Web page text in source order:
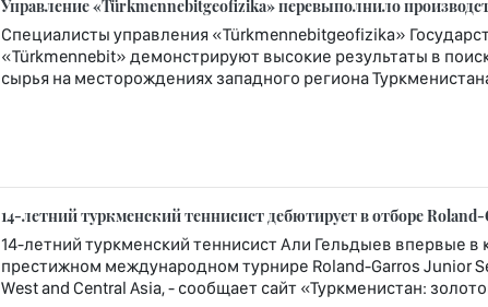
Управление «Türkmennebitgeofizika» перевыполнило
Специалисты управления «Türkmennebitgeofizika»
«Türkmennebit» демонстрируют высокие результаты в
сырья на месторождениях западного региона
14-летний туркменский теннисист дебютирует в отборе
14-летний туркменский теннисист Али Гельдыев впервые в
престижном международном турнире Roland-Garros Junior
West and Central Asia, - сообщает сайт «Туркменистан: